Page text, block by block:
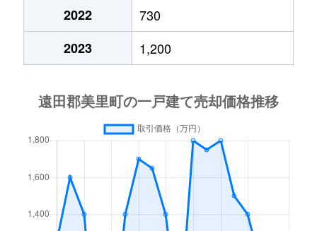
2022
730
2023
1,200